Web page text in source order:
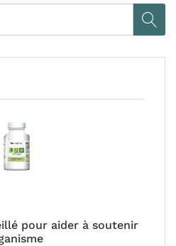
pour aider à soutenir